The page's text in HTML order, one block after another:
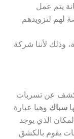
يتم عمل
لتزويدهم
وذلك لأننا شركة
الكشف عن تسربات
سباك وهيا عبارة
الذي يوجد
يقوم بالكشق